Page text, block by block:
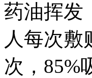
药油挥发
人每次敷
次，85%